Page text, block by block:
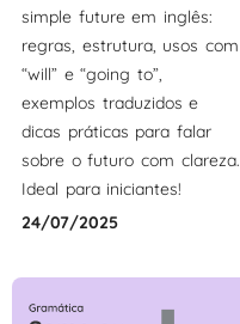
simple future em inglês:
regras, estrutura, usos com
“will” e “going to”,
exemplos traduzidos e
dicas práticas para falar
sobre o futuro com clareza.
Ideal para iniciantes!
24/07/2025